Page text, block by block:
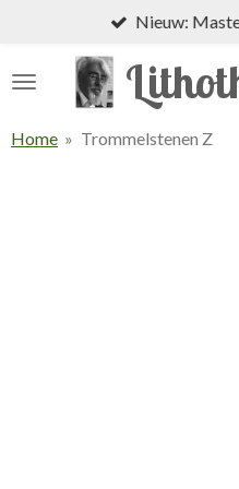
naar
Nieuw: Master
Home » Trommelstenen Z